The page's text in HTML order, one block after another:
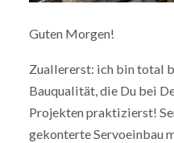
Guten Morgen!
Zuallererst: ich bin total
Bauqualität, die Du bei
Projekten praktizierst!
gekonterte Servoeinbau